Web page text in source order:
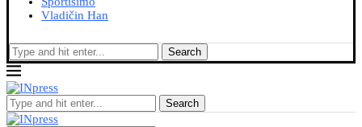
Vladičin Han
Search
Search